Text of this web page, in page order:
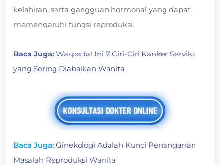
kelahiran, serta gangguan hormonal yang dapat
memengaruhi fungsi reproduksi.
Baca Juga: Waspada! Ini 7 Ciri-Ciri Kanker Serviks
yang Sering Diabaikan Wanita
Baca Juga: Ginekologi Adalah Kunci Penanganan
Masalah Reproduksi Wanita